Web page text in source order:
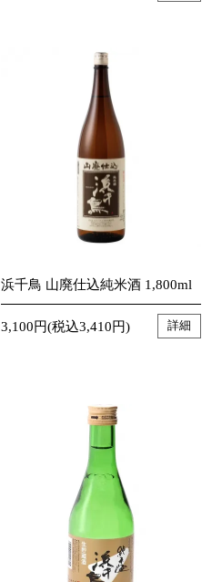
浜千鳥 山廃仕込純米酒 1,800ml
3,100円(税込3,410円) 詳細